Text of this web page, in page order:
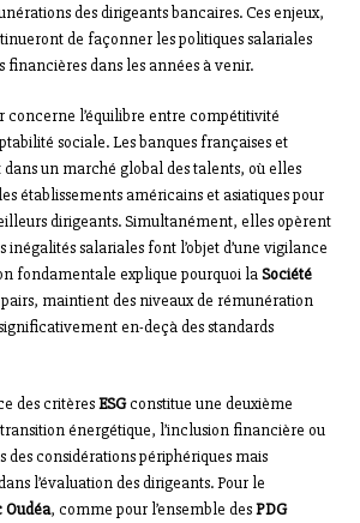
des dirigeants bancaires. Ces enjeux,
de façonner les politiques salariales
financières dans les années à venir.
concerne l’équilibre entre compétitivité
sociale. Les banques françaises et
un marché global des talents, où elles
établissements américains et asiatiques pour
dirigeants. Simultanément, elles opèrent
inégalités salariales font l’objet d’une vigilance
fondamentale explique pourquoi laSociété
maintient des niveaux de rémunération
en-deçà des standards
des critèresESGconstitue une deuxième
énergétique, l’inclusion financière ou
des considérations périphériques mais
l’évaluation des dirigeants. Pour le
Oudéa, comme pour l’ensemble desPDG